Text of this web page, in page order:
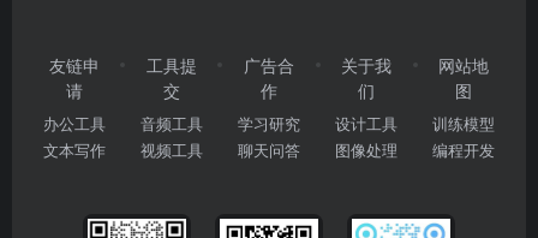
友链申
请
办公工具
文本写作
工具提
交
音频工具
视频工具
广告合
作
学习研究
聊天问答
关于我
们
设计工具
图像处理
网站地
图
训练模型
编程开发